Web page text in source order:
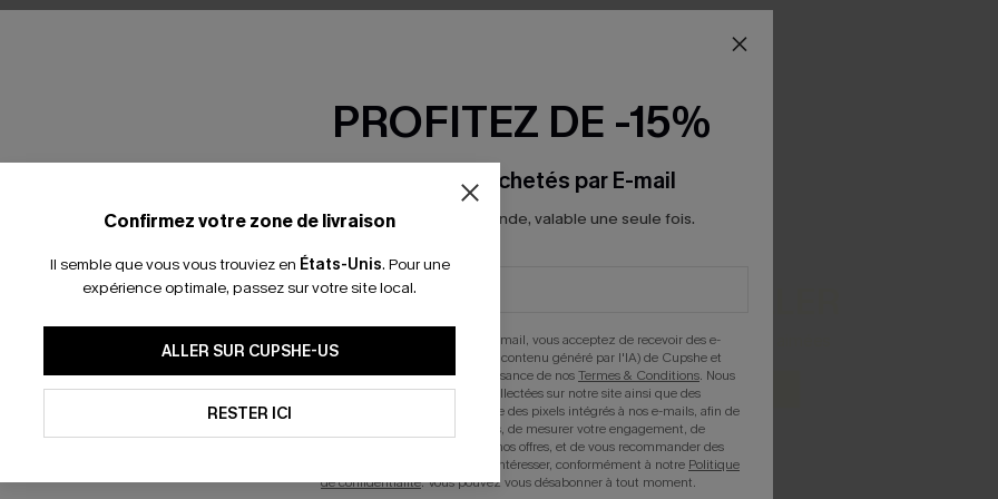
3 J. OUVRÉS
Nos pièces les plus aimées
DÉCOUVRIR
Confirmez votre zone de livraison
Il semble que vous vous trouviez en États-Unis. Pour une
expérience optimale, passez sur votre site local.
ALLER SUR CUPSHE-US
RESTER ICI
PROFITEZ DE -15%
-15% dès 2 Achetés par E-mail
*Un code par commande, valable une seule fois.
En soumettant votre adresse e-mail, vous acceptez de recevoir des e-
mails marketing (y compris du contenu généré par l'IA) de Cupshe et
reconnaissez avoir pris connaissance de nosTermes & Conditions. Nous
pouvons utiliser les données collectées sur notre site ainsi que des
technologies de suivi, telles que des pixels intégrés à nos e-mails, afin de
savoir si ceux-ci ont été ouverts, de mesurer votre engagement, de
personnaliser nos contenus et nos offres, et de vous recommander des
produits susceptibles de vous intéresser, conformément à notre Politique
de confidentialité. Vous pouvez vous désabonner à tout moment.